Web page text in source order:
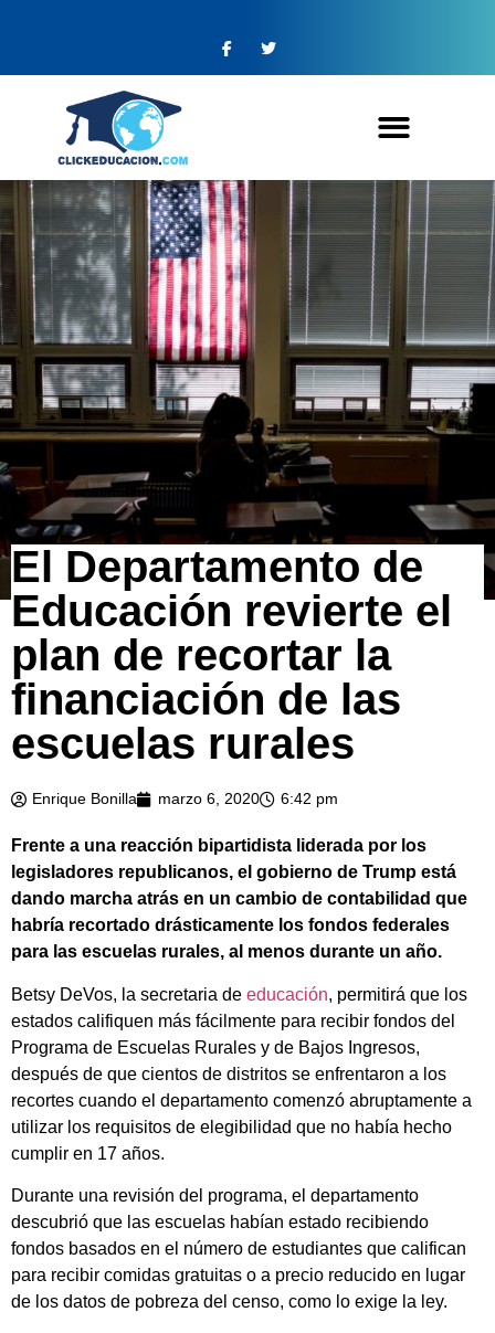
El Departamento de
Educación revierte el
plan de recortar la
financiación de las
escuelas rurales
Enrique Bonilla marzo 6, 2020 6:42 pm
Frente a una reacción bipartidista liderada por los
legisladores republicanos, el gobierno de Trump está
dando marcha atrás en un cambio de contabilidad que
habría recortado drásticamente los fondos federales
para las escuelas rurales, al menos durante un año.
Betsy DeVos, la secretaria de educación, permitirá que los
estados califiquen más fácilmente para recibir fondos del
Programa de Escuelas Rurales y de Bajos Ingresos,
después de que cientos de distritos se enfrentaron a los
recortes cuando el departamento comenzó abruptamente a
utilizar los requisitos de elegibilidad que no había hecho
cumplir en 17 años.
Durante una revisión del programa, el departamento
descubrió que las escuelas habían estado recibiendo
fondos basados en el número de estudiantes que califican
para recibir comidas gratuitas o a precio reducido en lugar
de los datos de pobreza del censo, como lo exige la ley.